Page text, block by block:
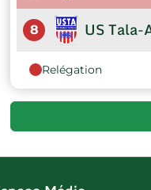
8 US Tala-
Relégation